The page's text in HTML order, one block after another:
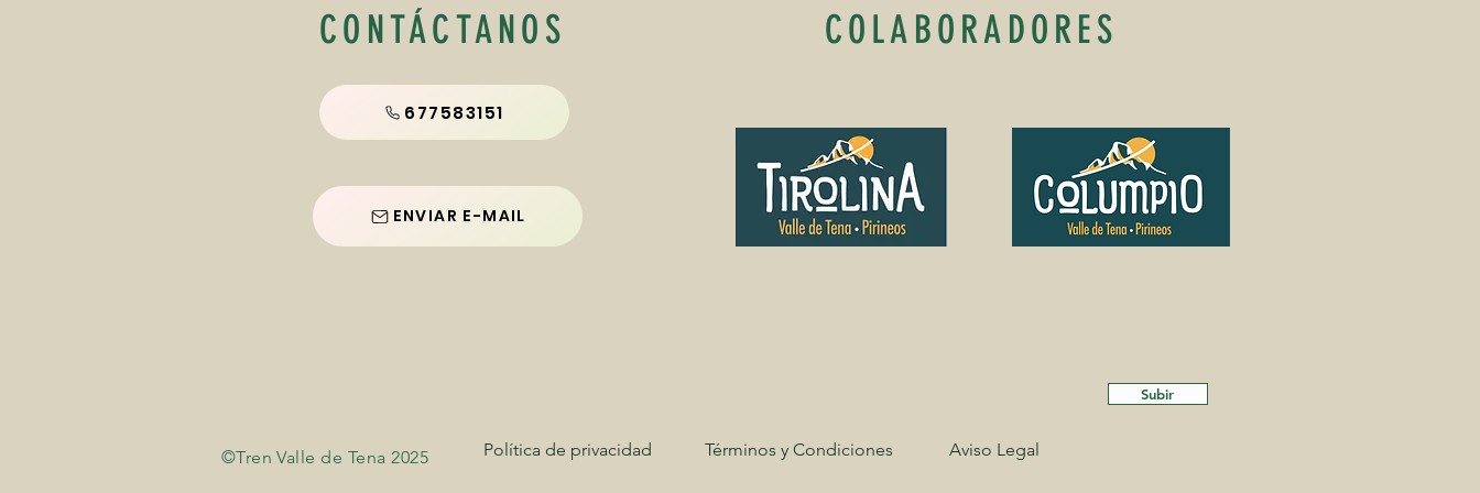
CONTÁCTANOS
677583151
ENVIAR E-MAIL
©Tren Valle de Tena 2025 Política de privacidad
COLABORADORES
Subir
Aviso Legal
Términos y Condiciones